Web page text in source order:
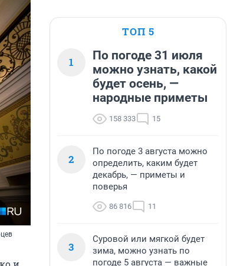
ТОП 5
1
По погоде 31 июля
можно узнать, какой
будет осень, —
народные приметы
158 333 15
2
По погоде 3 августа можно
определить, каким будет
декабрь, — приметы и
поверья
86 816 11
3
Суровой или мягкой будет
зима, можно узнать по
погоде 5 августа — важные